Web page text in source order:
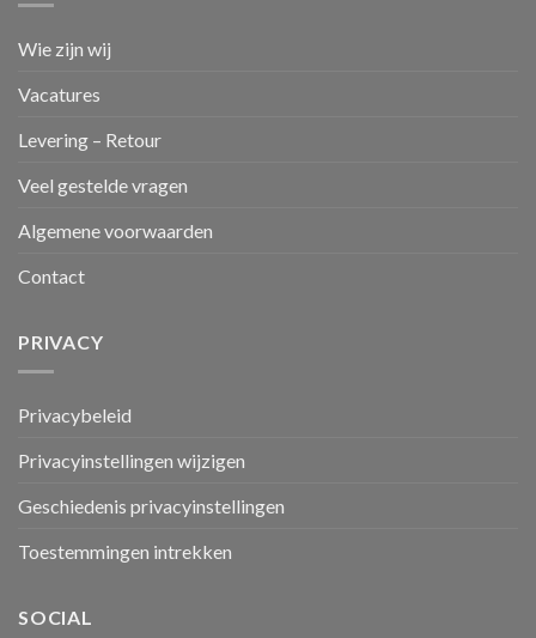
Wie zijn wij
Vacatures
Levering – Retour
Veel gestelde vragen
Algemene voorwaarden
Contact
PRIVACY
Privacybeleid
Privacyinstellingen wijzigen
Geschiedenis privacyinstellingen
Toestemmingen intrekken
SOCIAL